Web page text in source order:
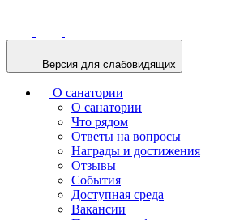
Версия для слабовидящих
О санатории
О санатории
Что рядом
Ответы на вопросы
Награды и достижения
Отзывы
События
Доступная среда
Вакансии